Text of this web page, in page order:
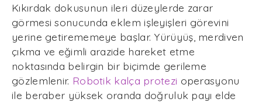
Kıkırdak dokusunun ileri düzeylerde zarar
görmesi sonucunda eklem işleyişleri görevini
yerine getirememeye başlar. Yürüyüş, merdiven
çıkma ve eğimli arazide hareket etme
noktasında belirgin bir biçimde gerileme
gözlemlenir. Robotik kalça protezi operasyonu
ile beraber yüksek oranda doğruluk payı elde